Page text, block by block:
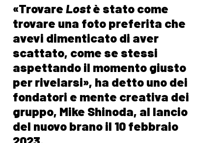
«TrovareLostè stato come
trovare una foto preferita che
avevi dimenticato di aver
scattato, come se stessi
aspettando il momento giusto
per rivelarsi», ha detto uno dei
fondatori e mente creativa dei
gruppo, Mike Shinoda, al lancio
del nuovo brano il 10 febbraio